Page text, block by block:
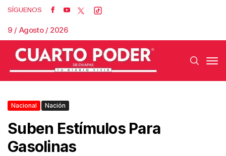
SÍGUENOS
9 / Agosto / 2026
Nacional Nación
Suben Estímulos Para
Gasolinas